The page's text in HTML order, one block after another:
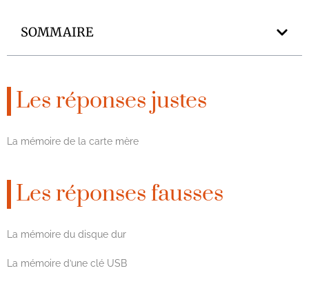
SOMMAIRE
Les réponses justes
La mémoire de la carte mère
Les réponses fausses
La mémoire du disque dur
La mémoire d’une clé USB